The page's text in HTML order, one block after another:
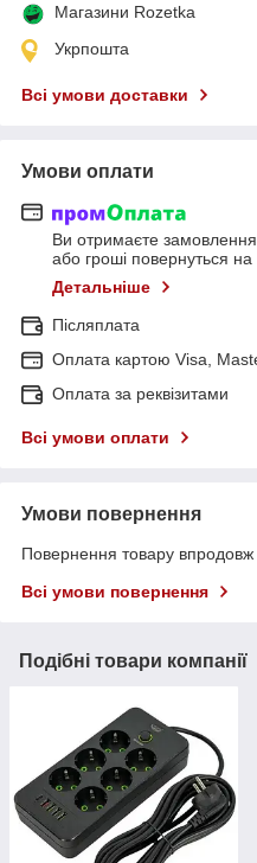
Магазини Rozetka
Укрпошта
Всі умови доставки
Умови оплати
Ви отримаєте замовлення
або гроші повернуться на
Детальніше
Післяплата
Оплата картою Visa,
Оплата за реквізитами
Всі умови оплати
Умови повернення
Повернення товару впродовж
Всі умови повернення
Подібні товари компанії